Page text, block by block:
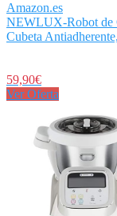
Amazon.es
NEWLUX-Robot de
Cubeta
59,90€
Ver Oferta